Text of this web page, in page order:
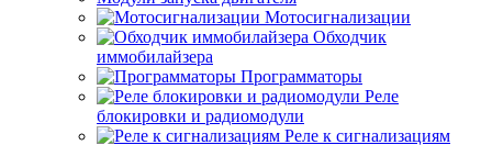
Мотосигнализации
Обходчик
иммобилайзера
Программаторы
Реле
блокировки и радиомодули
Реле к сигнализациям